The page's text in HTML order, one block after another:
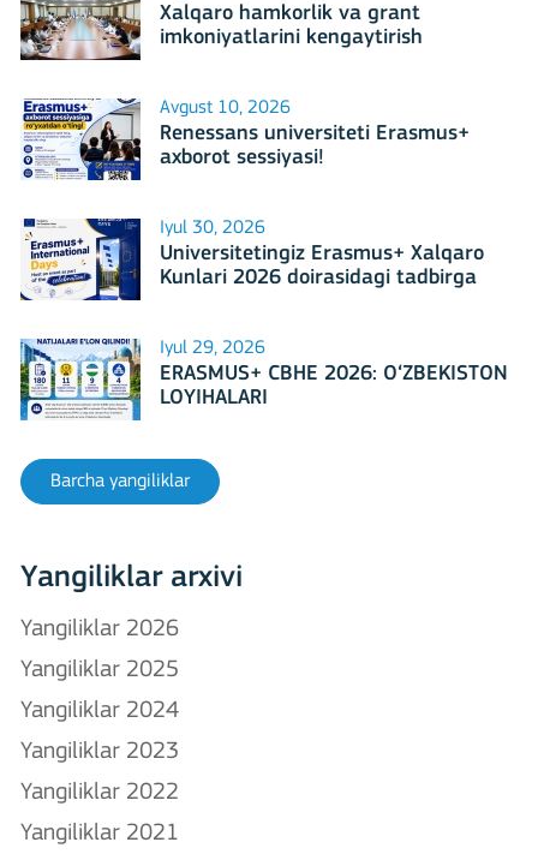
Xalqaro hamkorlik va grant
imkoniyatlarini kengaytirish
Avgust 10, 2026
Renessans universiteti Erasmus+
axborot sessiyasi!
Iyul 30, 2026
Universitetingiz Erasmus+ Xalqaro
Kunlari 2026 doirasidagi tadbirga
Iyul 29, 2026
ERASMUS+ CBHE 2026: O‘ZBEKISTON
LOYIHALARI
Barcha yangiliklar
Yangiliklar arxivi
Yangiliklar 2026
Yangiliklar 2025
Yangiliklar 2024
Yangiliklar 2023
Yangiliklar 2022
Yangiliklar 2021